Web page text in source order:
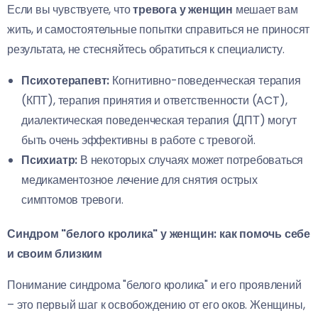
Если вы чувствуете, чтотревога у женщин мешает вам
жить, и самостоятельные попытки справиться не приносят
результата, не стесняйтесь обратиться к специалисту.
Психотерапевт: Когнитивно-поведенческая терапия
(КПТ), терапия принятия и ответственности (ACT),
диалектическая поведенческая терапия (ДПТ) могут
быть очень эффективны в работе с тревогой.
Психиатр: В некоторых случаях может потребоваться
медикаментозное лечение для снятия острых
симптомов тревоги.
Синдром "белого кролика" у женщин: как помочь себе
и своим близким
Понимание синдрома "белого кролика" и его проявлений
– это первый шаг к освобождению от его оков. Женщины,